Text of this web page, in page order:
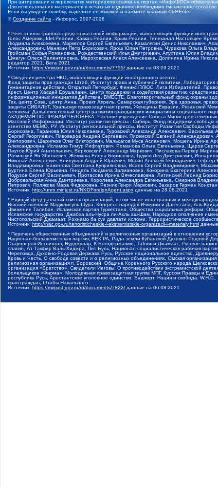
При цитировании и перепечатке материалов ссылка на портал «ИнфоШОС»
Для использования материалов в печатных изданиях необходимо письменное
Если вы увидели ошибку, выделите ее мышкой и нажмите клавиши Ctrl+Enter
©Создание сайта - Инфорос, 2007-2026
* Реестр иностранных средств массовой информации, выполняющих функции
Голос Америки, Idel.Реалии, Кавказ.Реалии, Крым.Реалии, Телеканал Настоящее
Людмила Алексеевна, Маркелов Сергей Евгеньевич, Камалягин Денис Николаевич,
Александрович, Маняхин Петр Борисович, Ярош Юлия Петровна, Чуракова Ольга
Гройсман Софья Романовна, Рождественский Илья Дмитриевич, Апухтина Юлия
Шмагун Олеся Валентиновна, Мароховская Алеся Алексеевна, Долинина Ирина
редактор 2021, Вега 2021
Источник: https://minjust.gov.ru/ru/documents/7755/ данные на 03.09.2021
* Сведения реестра НКО, выполняющих функции иностранного агента:
Фонд защиты прав граждан Штаб, Институт права и публичной политики,
Гуманитарное действие, Открытый Петербург, Феникс ПЛЮС, Лига Избирателей,
Крест, Центр Хасдей Ерушалаим, Центр поддержки и содействия развитию средств
информационных инициатив Действие, ВМЕСТЕ, Благотворительный фонд охраны
Так, центр Сова, центр Анна, Проект Апрель, Самарская губерния, Эра здоровья,
защиты СИБАЛЬТ, Уральская правозащитная группа, Женщины Евразии, Рязанский
человека, Дальневосточный центр развития гражданских инициатив и социального
АКАДЕМИЯ ПО ПРАВАМ ЧЕЛОВЕКА, Частное учреждение Совета Министров северных
Массовой Информации, Институт развития прессы - Сибирь, Фонд поддержки
агентство МЕМО. РУ, Институт региональной прессы, Институт Развития Свободы
Борисовна, Таранова Юлия Николаевна, Туровский Александр Алексеевич,
Сергей Георгиевич, Пивоваров Андрей Сергеевич, Писемский Евгений
Викторович, Шарипков Олег Викторович, Мальсагов Муса Асланович, Мошель Ирина
Александровна, Исламов Тимур Рифгатович, Романова Ольга Евгеньевна, Щаров
Паутов Юрий Анатольевич, Верховский Александр Маркович, Пислакова-Паркер
Рачинский Ян Збигневич, Жемкова Елена Борисовна, Гудков Лев Дмитриевич,
Николай Алексеевич, Блинушов Андрей Юрьевич, Мосин Алексей Геннадьевич,
Владимировна, Баженова Светлана Куприяновна, Исаев Сергей Владимирович,
Буртина Елена Юрьевна, Гендель Людмила Залмановна, Кокорина Екатерина
Подузов Сергей Васильевич, Протасова Ирина Вячеславовна, Литинский Леонид
Добровольская Анна Дмитриевна, Королева Александра Евгеньевна, Смирнов
Петрович, Полякова Мара Федоровна, Резник Генри Маркович, Захаров Герман
Источник: http://unro.minjust.ru/NKOForeignAgent.aspx данные на 28.08.2021
* Единый федеральный список организаций, в том числе иностранных и
Высший военный Маджлисуль Шура, Конгресс народов Ичкерии и Дагестана, Аль-
Движение Талибан, Исламская партия Туркестана, Общество социальных реформ,
Исламское государство, Джабха аль-Нусра ли-Ахль аш-Шам, Народное ополчение
Чистопольский Джамаат, Рохнамо ба суи давлати исломи, Террористическое
Источник: http://nac.gov.ru/terroristicheskie-i-ekstremistskie-organizacii-i-materialy.html
* Перечень общественных объединений и религиозных организаций в отношении
Национал-большевистская партия, ВЕК РА, Рада земли Кубанской Духовно Родовой
Староверов-Инглингов, Нурджулар, К Богодержавию, Таблиги Джамаат, Русское
славян, Ат-Такфир Валь-Хиджра, Пит Буль, Национал-социалистическая рабочая
Череповца, Духовно-Родовая Держава Русь, Русское национальное единство,
Кровь и Честь, О свободе совести и о религиозных объединениях, Омская
религиозная организация п. Боровский, Община Коренного Русского народа
организация «Братство», Свидетели Иеговы, О противодействии экстремистской
болельщиков «Фирма», Молодежная правозащитная группа МПГ, Курсом Правды и
республика Русь, Арестантское уголовное единство, Башкорт, Нация и свобода,
прав граждан, Штабы Навального
Источник: https://minjust.gov.ru/ru/documents/7822/ данные на 06.08.2021